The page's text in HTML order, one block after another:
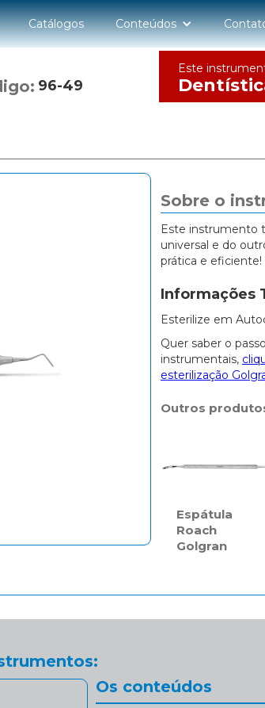
Catálogos Conteúdos
96-49
Este
Sobre o
Este instrumento
universal e do
prática e eficiente!
Informações
Esterilize em
Quer saber o
instrumentais,
esterilização
Outros
Espátula
Roach
Golgran
Os conteúdos